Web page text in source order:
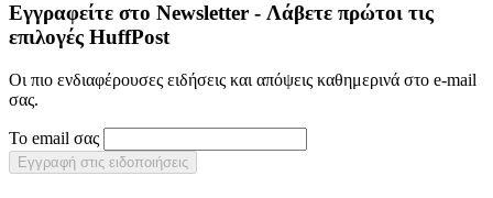
Εγγραφείτε στο Newsletter - Λάβετε πρώτοι τις
επιλογές HuffPost
Οι πιο ενδιαφέρουσες ειδήσεις και απόψεις καθημερινά στο e-mail
σας.
Το email σας
Εγγραφή στις ειδοποιήσεις